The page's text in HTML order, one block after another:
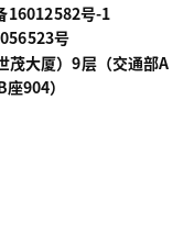
16012582号-1
号
茂大厦）9层（交通部A
904）